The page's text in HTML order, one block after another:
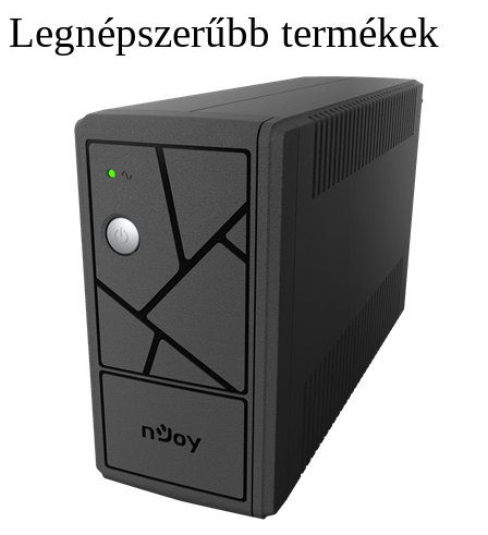
Legnépszerűbb termékek